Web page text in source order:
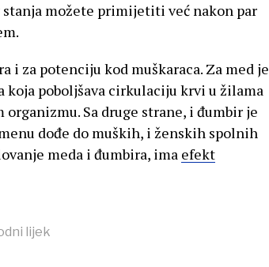
stanja možete primijetiti već nakon par
i za potenciju kod muškaraca. Za med je
koja poboljšava cirkulaciju krvi u žilama
Sa druge strane, i đumbir je
dođe do muških, i ženskih spolnih
meda i đumbira, ima efekt
lijek